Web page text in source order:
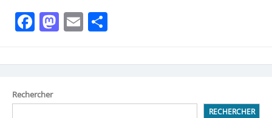
Facebook
Mastodon
Email
Rechercher
RECHERCHER